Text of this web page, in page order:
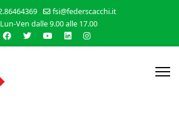
fsi@federscacchi.it
Ven dalle 9.00 alle 17.00